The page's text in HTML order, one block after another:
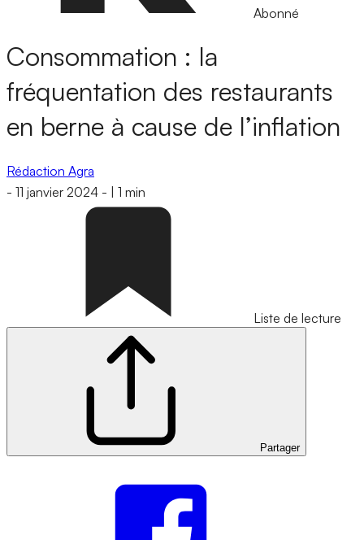
Abonné
Consommation : la
fréquentation des restaurants
en berne à cause de l’inflation
Rédaction Agra
- 11 janvier 2024 - 1 min
Liste de lecture
Partager